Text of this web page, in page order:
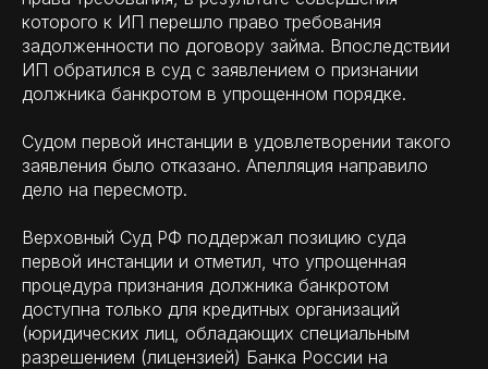
которого к ИП перешло право требования
задолженности по договору займа. Впоследствии
ИП обратился в суд с заявлением о признании
должника банкротом в упрощенном порядке.
Судом первой инстанции в удовлетворении такого
заявления было отказано. Апелляция направило
дело на пересмотр.
Верховный Суд РФ поддержал позицию суда
первой инстанции и отметил, что упрощенная
процедура признания должника банкротом
доступна только для кредитных организаций
(юридических лиц, обладающих специальным
разрешением (лицензией) Банка России на